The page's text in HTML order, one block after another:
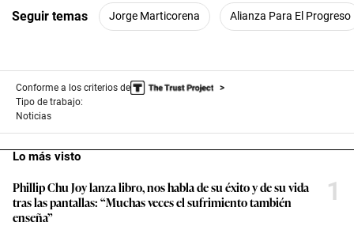
Seguir temas Jorge Marticorena Alianza Para El Progreso
Conforme a los criterios de
Tipo de trabajo:
Noticias
Lo más visto
Phillip Chu Joy lanza libro, nos habla de su éxito y de su vida
tras las pantallas: “Muchas veces el sufrimiento también
enseña”
1